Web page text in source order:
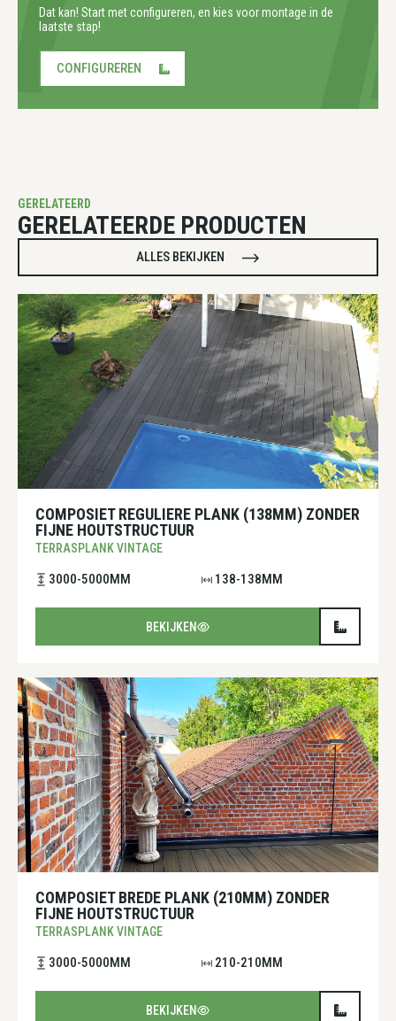
Dat kan! Start met configureren, en kies voor montage in de
laatste stap!
CONFIGUREREN
GERELATEERD
GERELATEERDE PRODUCTEN
ALLES BEKIJKEN
COMPOSIET REGULIERE PLANK (138MM) ZONDER
FIJNE HOUTSTRUCTUUR
TERRASPLANK VINTAGE
3000-5000MM 138-138MM
BEKIJKEN
COMPOSIET BREDE PLANK (210MM) ZONDER
FIJNE HOUTSTRUCTUUR
TERRASPLANK VINTAGE
3000-5000MM 210-210MM
BEKIJKEN